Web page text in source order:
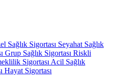
Sağlık Sigortası Seyahat Sağlık
Grup Sağlık Sigortası Riskli
Sigortası Acil Sağlık
Hayat Sigortası